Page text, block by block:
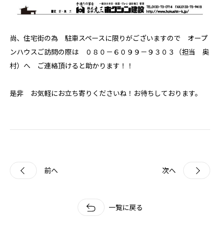
尚、住宅街の為 駐車スペースに限りがございますので オープ
ンハウスご訪問の際は ０８０－６０９９－９３０３（担当 奥
村）へ ご連絡頂けると助かります！！
是非 お気軽にお立ち寄りくださいね！お待ちしております。
前へ
一覧に戻る
次へ